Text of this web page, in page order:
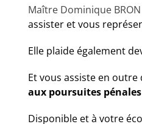
Maître Dominique
assister et vous
Elle plaide également
Et vous assiste en
aux poursuites pénales
Disponible et à votre